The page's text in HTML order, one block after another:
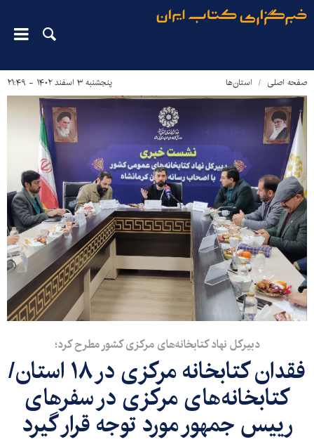
صفحه اصلی استان‌ها پنجشنبه ۳ اسفند ۱۴۰۲ - ۲۱:۴۹
دبیرکل نهاد کتابخانه‌های مرکزی کشور مطرح کرد؛
فقدان کتابخانه مرکزی در ۱۸ استان/
کتابخانه‌های مرکزی در سفرهای
رییس جمهور مورد توجه قرار گیرد